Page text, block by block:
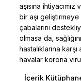
aşısına
bir aşı geliştirmeye
çabalarını
olmasa da,
hastalıklarına
havalar korona
İçerik